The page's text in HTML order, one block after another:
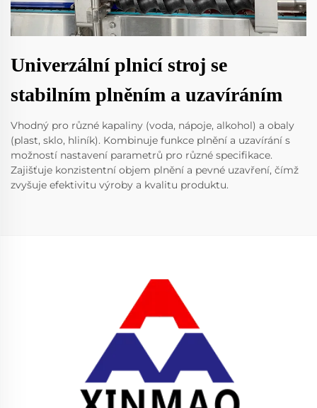
Univerzální plnicí stroj se
stabilním plněním a uzavíráním
Vhodný pro různé kapaliny (voda, nápoje, alkohol) a obaly
(plast, sklo, hliník). Kombinuje funkce plnění a uzavírání s
možností nastavení parametrů pro různé specifikace.
Zajišťuje konzistentní objem plnění a pevné uzavření, čímž
zvyšuje efektivitu výroby a kvalitu produktu.